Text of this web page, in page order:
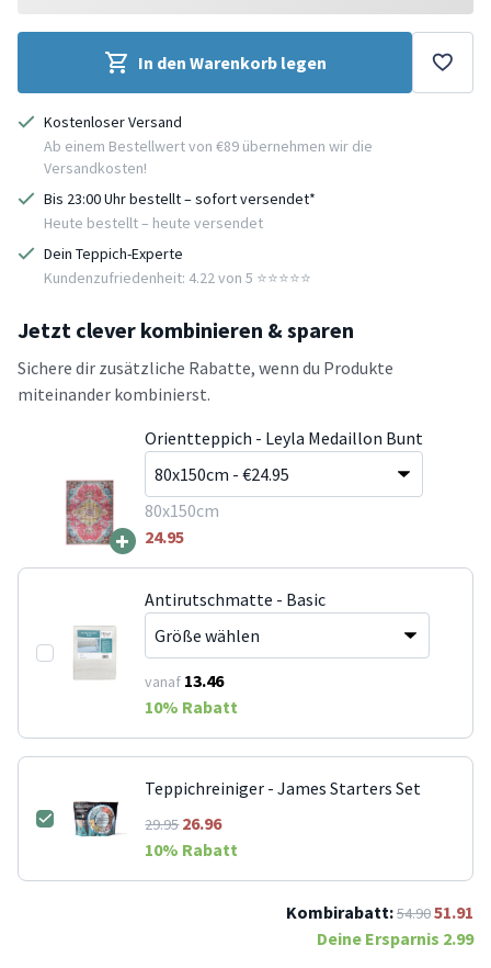
In den Warenkorb legen
Kostenloser Versand
Ab einem Bestellwert von €89 übernehmen wir die
Versandkosten!
Bis 23:00 Uhr bestellt – sofort versendet*
Heute bestellt – heute versendet
Dein Teppich-Experte
Kundenzufriedenheit: 4.22 von 5 ⭐️⭐️⭐️⭐️⭐️
Jetzt clever kombinieren & sparen
Sichere dir zusätzliche Rabatte, wenn du Produkte
miteinander kombinierst.
+
Orientteppich - Leyla Medaillon Bunt
80x150cm
24.95
Antirutschmatte - Basic
vanaf 13.46
10% Rabatt
Teppichreiniger - James Starters Set
29.9526.96
10% Rabatt
Kombirabatt:54.9051.91
Deine Ersparnis 2.99